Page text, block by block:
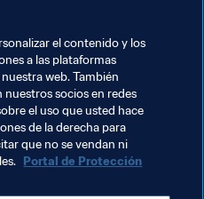
el contenido y los
a las plataformas
web. También
socios en redes
el uso que usted hace
de la derecha para
que no se vendan ni
Portal de Protección